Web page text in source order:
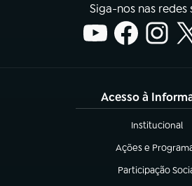
Siga-nos nas redes
Acesso à
Institucional
(abre em nova
Ações e
(abre em nova
Participação
(abre em nova